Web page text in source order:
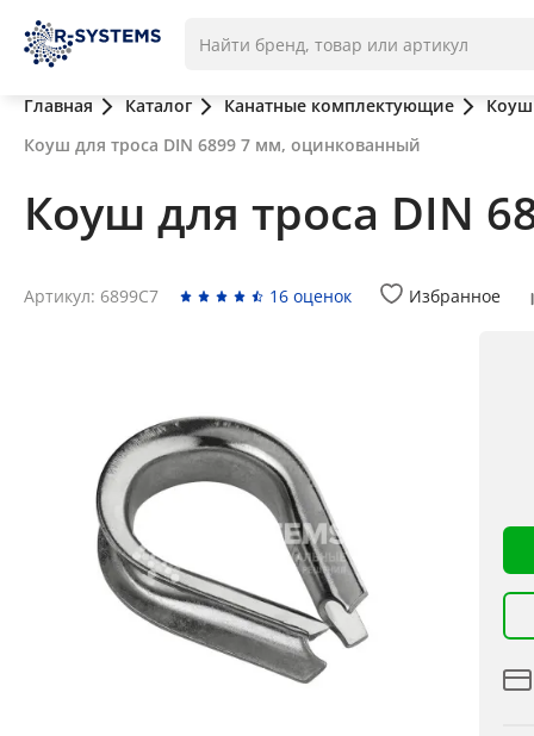
Главная Каталог Канатные комплектующие
Коуш для троса DIN 6899 7 мм, оцинкованный
Коуш для троса DIN
Артикул: 6899C7 16 оценок Избранное